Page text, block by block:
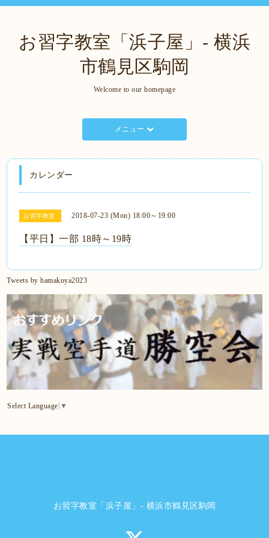
お習字教室「浜子屋」- 横浜
市鶴見区駒岡
Welcome to our homepage
メニュー
カレンダー
お習字教室 2018-07-23 (Mon) 18:00～19:00
【平日】一部 18時～19時
Tweets by hamakoya2023
Select Language ▼
お習字教室「浜子屋」- 横浜市鶴見区駒岡